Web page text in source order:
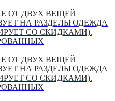
ОТ ДВУХ ВЕЩЕЙ
НА РАЗДЕЛЫ ОДЕЖДА
СО СКИДКАМИ).
ОТ ДВУХ ВЕЩЕЙ
НА РАЗДЕЛЫ ОДЕЖДА
СО СКИДКАМИ).